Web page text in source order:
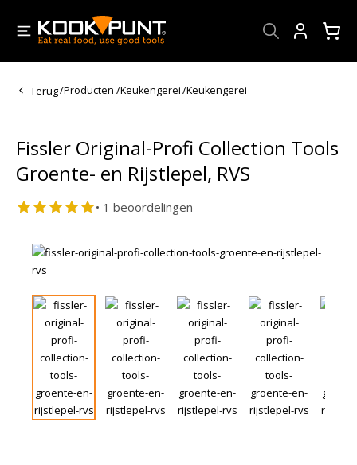
Terug/Producten /Keukengerei/Keukengerei
Fissler Original-Profi Collection Tools
Groente- en Rijstlepel, RVS
• 1 beoordelingen